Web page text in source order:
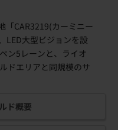
CAR3219(カーミニー
LED大型ビジョンを設
ン5レーンと、ライオ